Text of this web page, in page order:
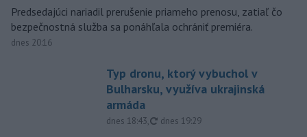
Predsedajúci nariadil prerušenie priameho prenosu, zatiaľ čo
bezpečnostná služba sa ponáhľala ochrániť premiéra.
dnes 20:16
Typ dronu, ktorý vybuchol v
Bulharsku, využíva ukrajinská
armáda
dnes 18:43, aktualizované
dnes 19:29